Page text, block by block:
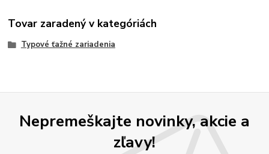
Tovar zaradený v kategóriách
Typové ťažné zariadenia
Nepremeškajte novinky, akcie a
zľavy!